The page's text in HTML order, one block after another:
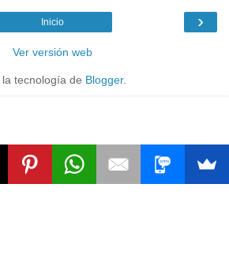
›
Inicio
Ver versión web
la tecnología de Blogger.